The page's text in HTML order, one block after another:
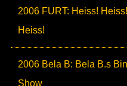
2006 FURT: Heiss! Heiss!
Heiss!
2006 Bela B: Bela B.s
Show